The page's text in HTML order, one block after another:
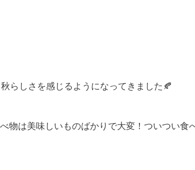
らしさを感じるようになってきました🍂
物は美味しいものばかりで大変！ついつい食